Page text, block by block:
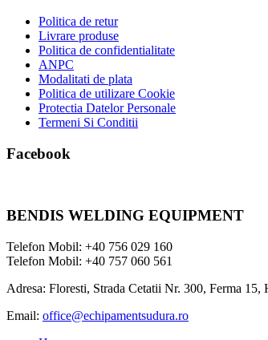
Politica de retur
Livrare produse
Politica de confidentialitate
ANPC
Modalitati de plata
Politica de utilizare Cookie
Protectia Datelor Personale
Termeni Si Conditii
Facebook
BENDIS WELDING EQUIPMENT
Telefon Mobil: +40 756 029 160
Telefon Mobil: +40 757 060 561
Adresa: Floresti, Strada Cetatii Nr. 300, Ferma 15,
Email: office@echipamentsudura.ro